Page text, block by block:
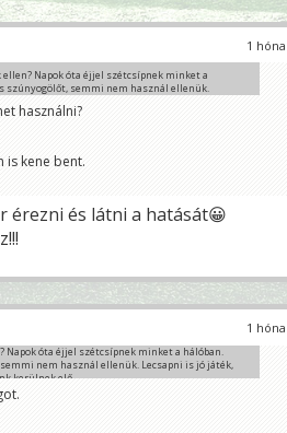
1
Napok óta éjjel szétcsípnek minket a
szúnyogölőt, semmi nem használ ellenük.
használni?
is kene bent.
érezni és látni a hatását😀
1
óta éjjel szétcsípnek minket a hálóban.
nem használ ellenük. Lecsapni is jó játék,
kerülnek elő.